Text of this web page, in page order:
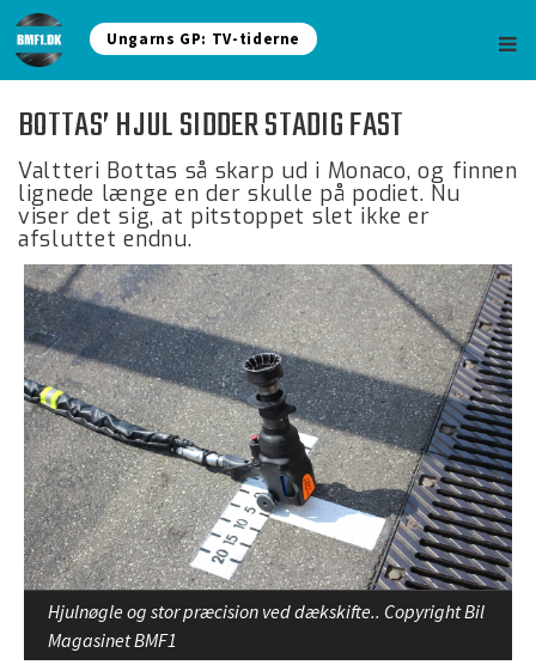
Ungarns GP: TV-tiderne
BOTTAS’ HJUL SIDDER STADIG FAST
Valtteri Bottas så skarp ud i Monaco, og finnen
lignede længe en der skulle på podiet. Nu
viser det sig, at pitstoppet slet ikke er
afsluttet endnu.
Hjulnøgle og stor præcision ved dækskifte.. Copyright Bil
Magasinet BMF1